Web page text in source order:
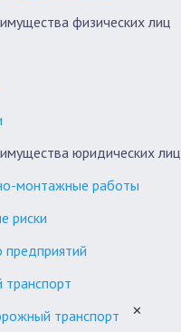
физических лиц
юридических лиц
монтажные работы
риски
транспорт
✕